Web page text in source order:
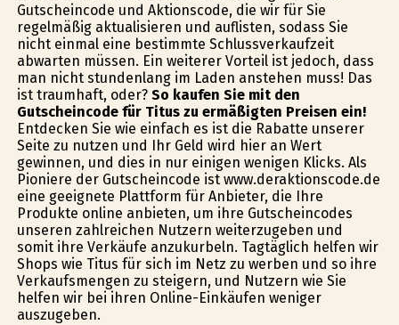
Gutscheincode und Aktionscode, die wir für Sie
regelmäßig aktualisieren und auflisten, sodass Sie
nicht einmal eine bestimmte Schlussverkaufzeit
abwarten müssen. Ein weiterer Vorteil ist jedoch, dass
man nicht stundenlang im Laden anstehen muss! Das
ist traumhaft, oder? So kaufen Sie mit den
Gutscheincode für Titus zu ermäßigten Preisen ein!
Entdecken Sie wie einfach es ist die Rabatte unserer
Seite zu nutzen und Ihr Geld wird hier an Wert
gewinnen, und dies in nur einigen wenigen Klicks. Als
Pioniere der Gutscheincode ist www.deraktionscode.de
eine geeignete Plattform für Anbieter, die Ihre
Produkte online anbieten, um ihre Gutscheincodes
unseren zahlreichen Nutzern weiterzugeben und
somit ihre Verkäufe anzukurbeln. Tagtäglich helfen wir
Shops wie Titus für sich im Netz zu werben und so ihre
Verkaufsmengen zu steigern, und Nutzern wie Sie
helfen wir bei ihren Online-Einkäufen weniger
auszugeben.